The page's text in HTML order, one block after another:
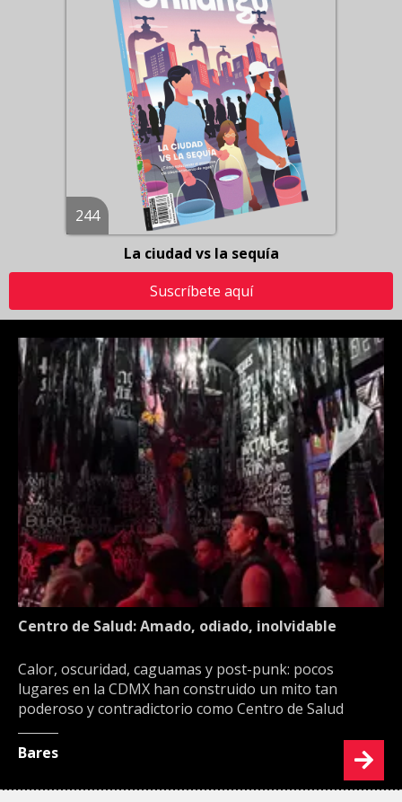
244
La ciudad vs la sequía
Suscríbete aquí
Centro de Salud: Amado, odiado, inolvidable
Calor, oscuridad, caguamas y post-punk: pocos
lugares en la CDMX han construido un mito tan
poderoso y contradictorio como Centro de Salud
Bares